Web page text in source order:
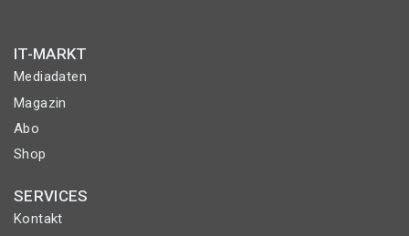
IT-MARKT
Mediadaten
Magazin
Abo
Shop
SERVICES
Kontakt